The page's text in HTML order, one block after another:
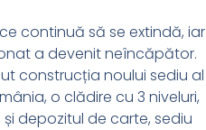
continuă să se extindă, iar
a devenit neîncăpător.
construcția noului sediu al
o clădire cu 3 niveluri,
depozitul de carte, sediu